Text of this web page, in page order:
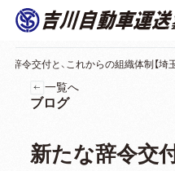
な辞令交付と、これからの組織体制【
一覧へ
ブログ
新たな辞令交